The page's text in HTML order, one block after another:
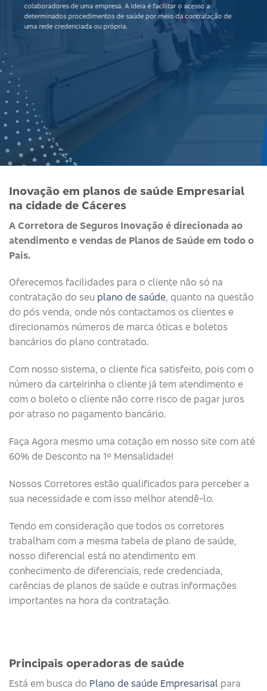
colaboradores de uma empresa. A ideia é facilitar o acesso a
determinados procedimentos de saúde por meio da contratação de
uma rede credenciada ou própria.
Inovação em planos de saúde Empresarial
na cidade de Cáceres
A Corretora de Seguros Inovação é direcionada ao
atendimento e vendas de Planos de Saúde em todo o
Pais.
Oferecemos facilidades para o cliente não só na
contratação do seu plano de saúde, quanto na questão
do pós venda, onde nós contactamos os clientes e
direcionamos números de marca óticas e boletos
bancários do plano contratado.
Com nosso sistema, o cliente fica satisfeito, pois com o
número da carteirinha o cliente já tem atendimento e
com o boleto o cliente não corre risco de pagar juros
por atraso no pagamento bancário.
Faça Agora mesmo uma cotação em nosso site com até
60% de Desconto na 1º Mensalidade!
Nossos Corretores estão qualificados para perceber a
sua necessidade e com isso melhor atendê-lo.
Tendo em consideração que todos os corretores
trabalham com a mesma tabela de plano de saúde,
nosso diferencial está no atendimento em
conhecimento de diferenciais, rede credenciada,
carências de planos de saúde e outras informações
importantes na hora da contratação.
Principais operadoras de saúde​
Está em busca do Plano de saúde Empresarisal para